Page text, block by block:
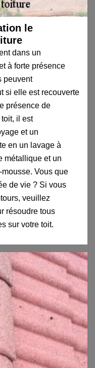
le
dans un
à forte présence
peuvent
si elle est recouverte
présence de
il est
et un
en un lavage à
métallique et un
Vous que
de vie ? Si vous
veuillez
résoudre tous
sur votre toit.